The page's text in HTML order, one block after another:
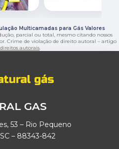
Multicamadas para Gás Valores
parcial ou total, mesmo citando nossos
Crime de violação de direito autoral – artigo
autorais.
GAS
53 – Rio Pequeno
– 88343-842